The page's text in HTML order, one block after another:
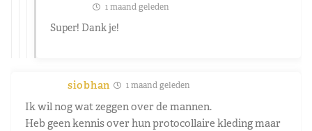
1 maand geleden
Super! Dank je!
siobhan 1 maand geleden
Ik wil nog wat zeggen over de mannen.
Heb geen kennis over hun protocollaire kleding maar